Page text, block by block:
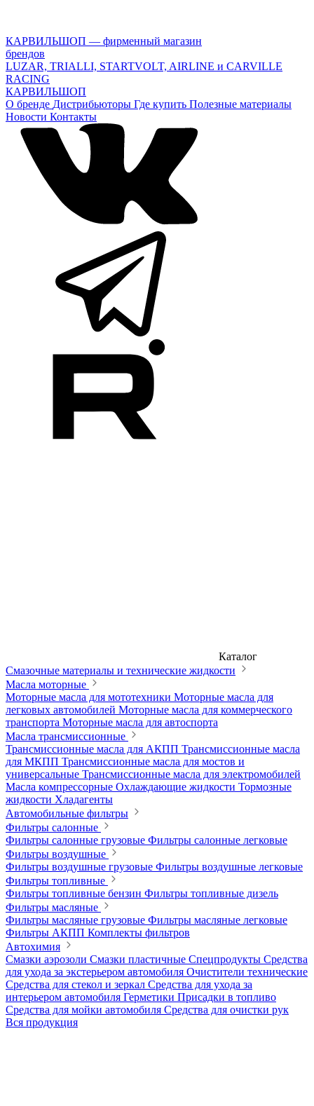
КАРВИЛЬШОП — фирменный магазин
брендов
LUZAR, TRIALLI, STARTVOLT, AIRLINE и CARVILLE
RACING
КАРВИЛЬШОП
О бренде Дистрибьюторы Где купить Полезные материалы
Новости Контакты
Каталог
Смазочные материалы и технические жидкости
Масла моторные
Моторные масла для мототехники Моторные масла для
легковых автомобилей Моторные масла для коммерческого
транспорта Моторные масла для автоспорта
Масла трансмиссионные
Трансмиссионные масла для АКПП Трансмиссионные масла
для МКПП Трансмиссионные масла для мостов и
универсальные Трансмиссионные масла для электромобилей
Масла компрессорные Охлаждающие жидкости Тормозные
жидкости Хладагенты
Автомобильные фильтры
Фильтры салонные
Фильтры салонные грузовые Фильтры салонные легковые
Фильтры воздушные
Фильтры воздушные грузовые Фильтры воздушные легковые
Фильтры топливные
Фильтры топливные бензин Фильтры топливные дизель
Фильтры масляные
Фильтры масляные грузовые Фильтры масляные легковые
Фильтры АКПП Комплекты фильтров
Автохимия
Смазки аэрозоли Смазки пластичные Спецпродукты Средства
для ухода за экстерьером автомобиля Очистители технические
Средства для стекол и зеркал Средства для ухода за
интерьером автомобиля Герметики Присадки в топливо
Средства для мойки автомобиля Средства для очистки рук
Вся продукция